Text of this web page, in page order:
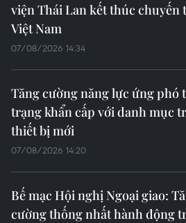
viện Thái Lan kết thúc chuyến
Việt Nam
07/08/2026 14:34
Tăng cường năng lực ứng phó
trạng khẩn cấp với danh mục
thiết bị mới
07/08/2026 14:20
Bế mạc Hội nghị Ngoại giao:
cường thống nhất hành động